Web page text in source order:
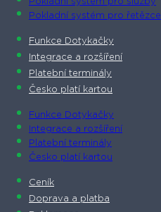
Pokladní systém pro služby
Pokladní systém pro řetězce
Funkce Dotykačky
Integrace a rozšíření
Platební terminály
Česko platí kartou
Funkce Dotykačky
Integrace a rozšíření
Platební terminály
Česko platí kartou
Ceník
Doprava a platba